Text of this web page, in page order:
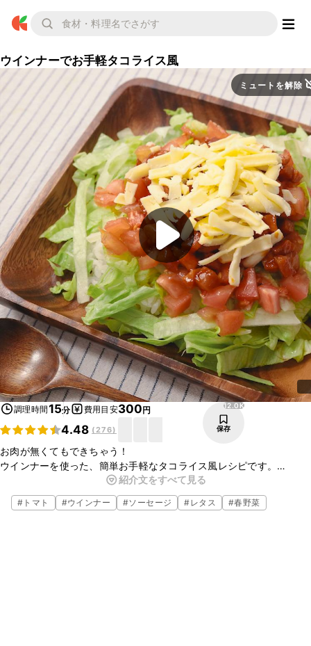
ウインナーでお手軽タコライス風
ミュートを解除
調理時間15分 費用目安300円
4.48 (276)
12.0K
保存
お肉が無くてもできちゃう！
ウインナーを使った、簡単お手軽なタコライス風レシピです。
濃い目に味付けたウインナーがお野菜やごはんとよく合い、もりもり
食べられる大満足のワンプレートです。
まるでカフェ風のキレイな見た目で、楽しい気分になりますね。
紹介文をすべて見る
# トマト #ウインナー #ソーセージ #レタス #春野菜